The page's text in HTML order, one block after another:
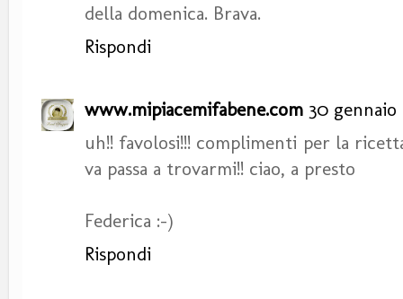
della domenica. Brava.
Rispondi
www.mipiacemifabene.com 30 gennaio
uh!! favolosi!!! complimenti per la
va passa a trovarmi!! ciao, a presto
Federica :-)
Rispondi